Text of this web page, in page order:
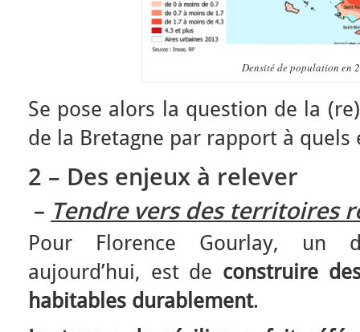
Densité de population en
Se pose alors la question de la
de la Bretagne par rapport à quels
2 – Des enjeux à relever
– Tendre vers des territoires
Pour Florence Gourlay, un
aujourd’hui, est de construire
habitables durablement.